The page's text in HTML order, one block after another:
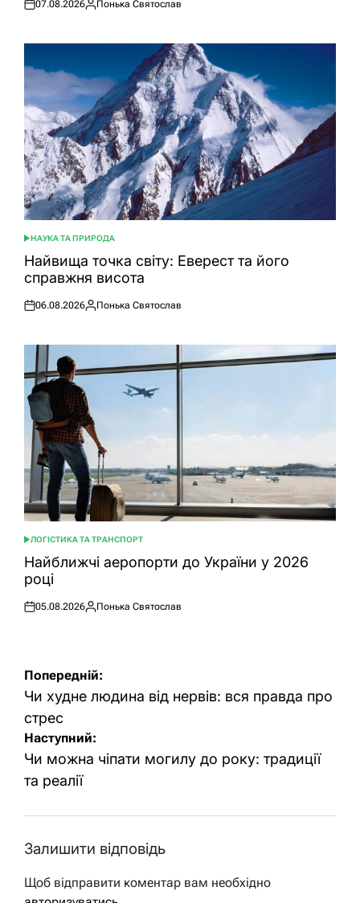
Оприлюднено
07.08.2026
Опубліковано
Понька Святослав
ОПУБЛІКУВАТИ
У
НАУКА ТА ПРИРОДА
Найвища точка світу: Еверест та його
справжня висота
Оприлюднено
06.08.2026
Опубліковано
Понька Святослав
ОПУБЛІКУВАТИ
У
ЛОГІСТИКА ТА ТРАНСПОРТ
Найближчі аеропорти до України у 2026
році
Оприлюднено
05.08.2026
Опубліковано
Понька Святослав
Навігація
записів
Попередній:
Чи худне людина від нервів: вся правда про
стрес
Наступний:
Чи можна чіпати могилу до року: традиції
та реалії
Залишити відповідь
Щоб відправити коментар вам необхідно